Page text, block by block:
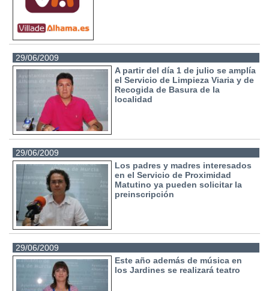
29/06/2009
A partir del día 1 de julio se amplía
el Servicio de Limpieza Viaria y de
Recogida de Basura de la
localidad
29/06/2009
Los padres y madres interesados
en el Servicio de Proximidad
Matutino ya pueden solicitar la
preinscripción
29/06/2009
Este año además de música en
los Jardines se realizará teatro